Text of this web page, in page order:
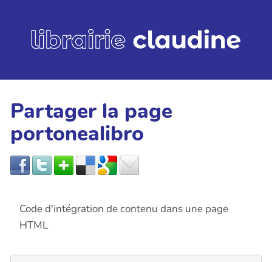
Partager la page
portonealibro
Code d'intégration de contenu dans une page
HTML